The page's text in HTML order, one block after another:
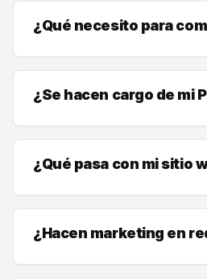
¿Qué necesito para
¿Se hacen cargo de mi
¿Qué pasa con mi sitio
¿Hacen marketing en